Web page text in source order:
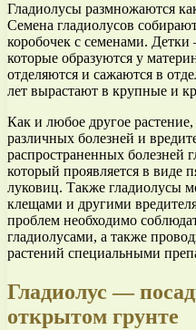
Гладиолусы размножаются
Семена гладиолусов
коробочек с семенами.
которые образуются у
отделяются и сажаются в
лет вырастают в крупные и
Как и любое другое
различных болезней и
распространенных болезней
который проявляется в виде
луковиц. Также гладиолусы
клещами и другими
проблем необходимо
гладиолусами, а также
растений специальными
Гладиолус —
открытом грунте